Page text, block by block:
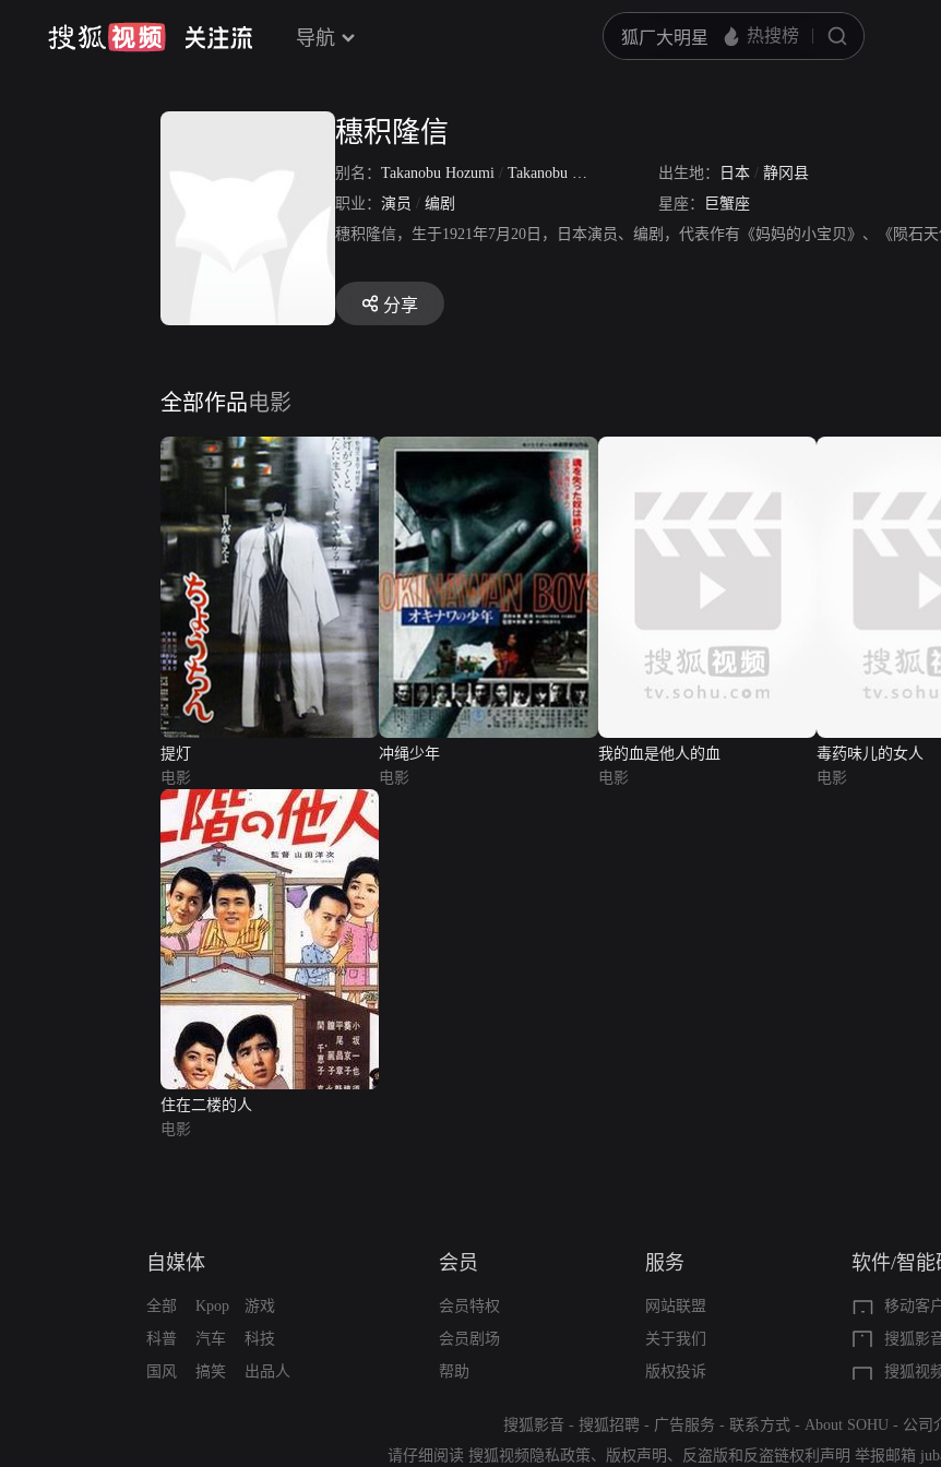
导航
穗积隆信
别名： Takanobu Hozumi / Takanobu Suzuki 出生地： 日本 / 静冈县
职业： 演员 / 编剧 星座：
巨蟹座
穗积隆信，生于1921年7月20日，日本演员、编剧，代表作有《妈妈的小宝贝》、《陨石天
分享
全部作品电影
提灯
电影
冲绳少年
电影
我的血是他人的血
电影
毒药味儿的女人
电影
住在二楼的人
电影
自媒体
全部
科普
国风
Kpop
汽车
搞笑
游戏
科技
出品人
会员
会员特权
会员剧场
帮助
服务
网站联盟
关于我们
版权投诉
软件/智能
移动客
搜狐影
搜狐视
搜狐影音 - 搜狐招聘 - 广告服务 - 联系方式 - About SOHU - 公司
请仔细阅读 搜狐视频隐私政策、 版权声明 、 反盗版和反盗链权利声明 举报邮箱